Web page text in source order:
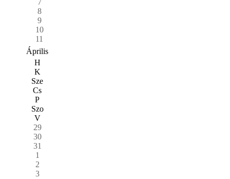
8
9
10
11
Április
H
K
Sze
Cs
P
Szo
V
29
30
31
1
2
3